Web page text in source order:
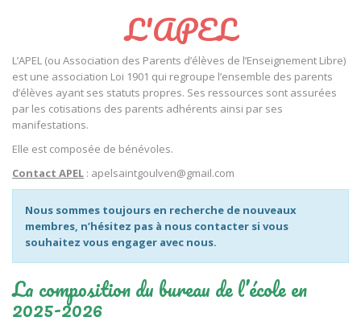
L'APEL
L’APEL (ou Association des Parents d’élèves de l’Enseignement Libre)
est une association Loi 1901 qui regroupe l’ensemble des parents
d’élèves ayant ses statuts propres. Ses ressources sont assurées
par les cotisations des parents adhérents ainsi par ses
manifestations.
Elle est composée de bénévoles.
Contact APEL : apelsaintgoulven@gmail.com
Nous sommes toujours en recherche de nouveaux
membres, n’hésitez pas à nous contacter si vous
souhaitez vous engager avec nous.
La composition du bureau de l’école en
2025-2026